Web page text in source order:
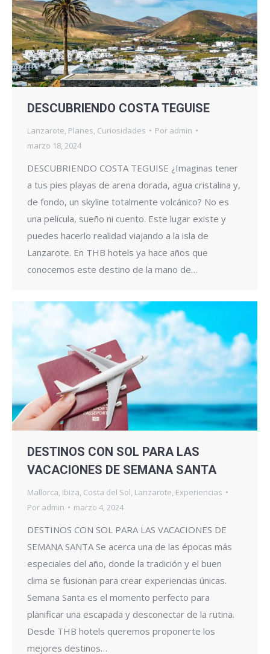
DESCUBRIENDO COSTA TEGUISE
Lanzarote Planes Curiosidades Por admin
marzo 18, 2024
DESCUBRIENDO COSTA TEGUISE ¿Imaginas tener
a tus pies playas de arena dorada, agua cristalina y,
de fondo, un skyline totalmente volcánico? No es
una película, sueño ni cuento. Este lugar existe y
puedes hacerlo realidad viajando a la isla de
Lanzarote. En THB hotels ya hace años que
conocemos este destino de la mano de…
DESTINOS CON SOL PARA LAS
VACACIONES DE SEMANA SANTA
Mallorca Ibiza Costa del Sol Lanzarote Experiencias
Por admin marzo 4, 2024
DESTINOS CON SOL PARA LAS VACACIONES DE
SEMANA SANTA Se acerca una de las épocas más
especiales del año, donde la tradición y el buen
clima se fusionan para crear experiencias únicas.
Semana Santa es el momento perfecto para
planificar una escapada y desconectar de la rutina.
Desde THB hotels queremos proponerte los
mejores destinos…